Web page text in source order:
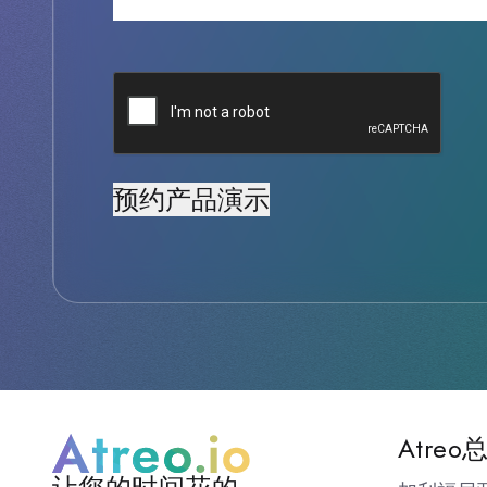
验
证
码
地
Atreo